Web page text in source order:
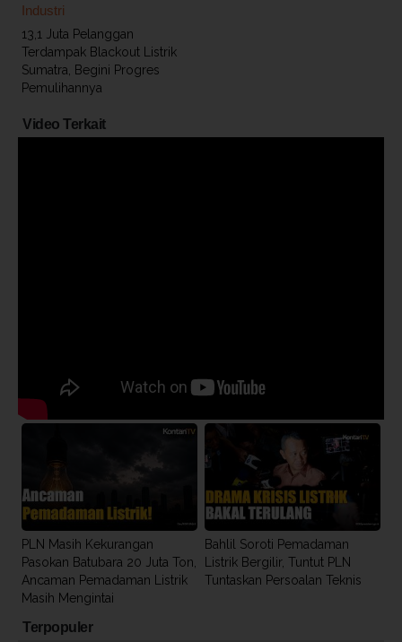
Industri
13,1 Juta Pelanggan
Terdampak Blackout Listrik
Sumatra, Begini Progres
Pemulihannya
Video Terkait
PLN Masih Kekurangan
Pasokan Batubara 20 Juta Ton,
Ancaman Pemadaman Listrik
Masih Mengintai
Bahlil Soroti Pemadaman
Listrik Bergilir, Tuntut PLN
Tuntaskan Persoalan Teknis
Terpopuler